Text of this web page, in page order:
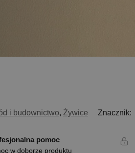
i budownictwo, Żywice Znacznik:
pomoc
w doborze produktu